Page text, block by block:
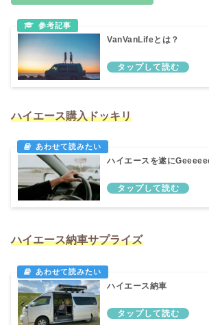
VanVanLifeとは？
ハイエース購入ドッキリ
ハイエースを遂に
ハイエース納車サプライズ
ハイエース納車